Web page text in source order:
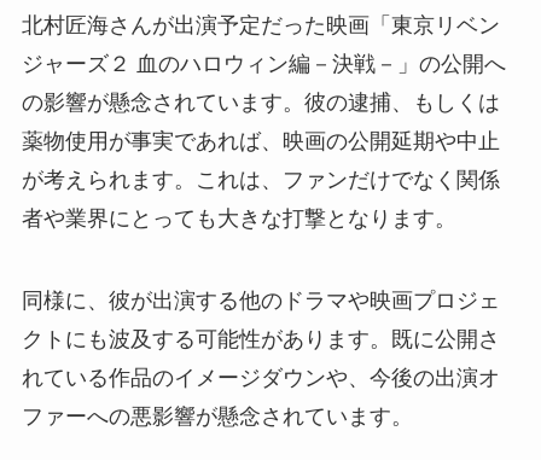
北村匠海さんが出演予定だった映画「東京リベン
ジャーズ２ 血のハロウィン編－決戦－」の公開へ
の影響が懸念されています。彼の逮捕、もしくは
薬物使用が事実であれば、映画の公開延期や中止
が考えられます。これは、ファンだけでなく関係
者や業界にとっても大きな打撃となります。
同様に、彼が出演する他のドラマや映画プロジェ
クトにも波及する可能性があります。既に公開さ
れている作品のイメージダウンや、今後の出演オ
ファーへの悪影響が懸念されています。